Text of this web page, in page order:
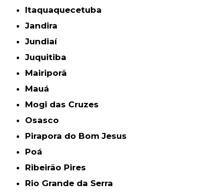
Itaquaquecetuba
Jandira
Jundiaí
Juquitiba
Mairiporã
Mauá
Mogi das Cruzes
Osasco
Pirapora do Bom Jesus
Poá
Ribeirão Pires
Rio Grande da Serra